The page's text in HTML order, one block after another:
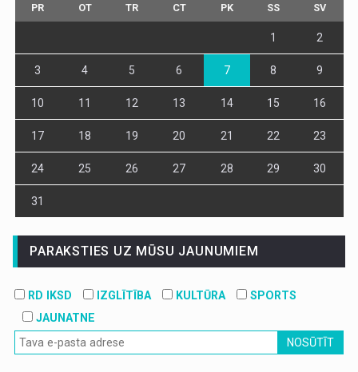
PR OT TR CT PK SS SV
1 2
3 4 5 6 7 8 9
10 11 12 13 14 15 16
17 18 19 20 21 22 23
24 25 26 27 28 29 30
31
PARAKSTIES UZ MŪSU JAUNUMIEM
RD IKSD IZGLĪTĪBA KULTŪRA
SPORTS
JAUNATNE
NOSŪTĪT